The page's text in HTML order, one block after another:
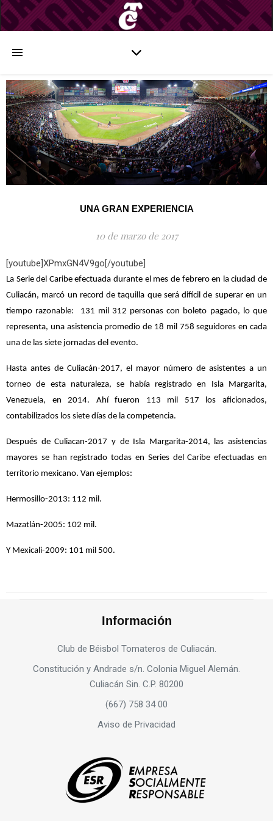
UNA GRAN EXPERIENCIA
10 de marzo de 2017
[youtube]XPmxGN4V9go[/youtube]
La Serie del Caribe efectuada durante el mes de febrero en la ciudad de
Culiacán, marcó un record de taquilla que será difícil de superar en un
tiempo razonable:
131 mil 312 personas con boleto pagado, lo que
representa, una asistencia promedio de 18 mil 758 seguidores en cada
una de las siete jornadas del evento.
Hasta antes de Culiacán-2017, el mayor número de asistentes a un
torneo de esta naturaleza, se había registrado en Isla Margarita,
Venezuela, en 2014. Ahí fueron 113 mil 517 los aficionados,
contabilizados los siete días de la competencia.
Después de Culiacan-2017 y de Isla Margarita-2014, las asistencias
mayores se han registrado todas en Series del Caribe efectuadas en
territorio mexicano. Van ejemplos:
Hermosillo-2013: 112 mil.
Mazatlán-2005: 102 mil.
Y Mexicali-2009: 101 mil 500.
Información
Club de Béisbol Tomateros de Culiacán.
Constitución y Andrade s/n. Colonia Miguel Alemán.
Culiacán Sin. C.P. 80200
(667) 758 34 00
Aviso de Privacidad